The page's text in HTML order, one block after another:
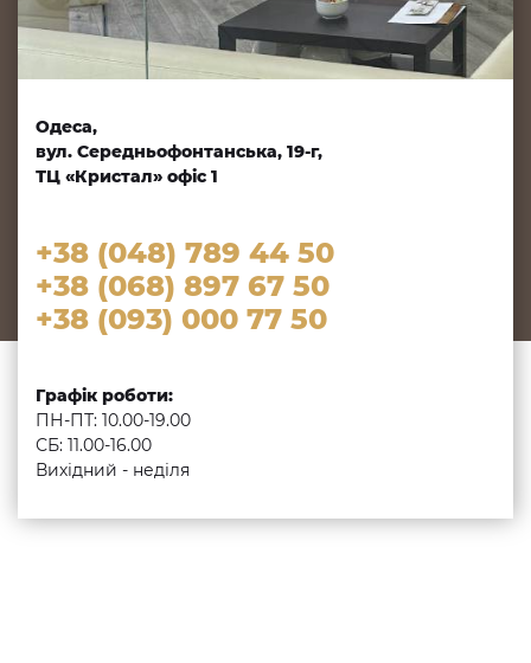
Одеса,
вул. Середньофонтанська, 19-г,
ТЦ «Кристал» офіс 1
+38 (048) 789 44 50
+38 (068) 897 67 50
+38 (093) 000 77 50
Графік роботи:
ПН-ПТ: 10.00-19.00
СБ: 11.00-16.00
Вихідний - неділя